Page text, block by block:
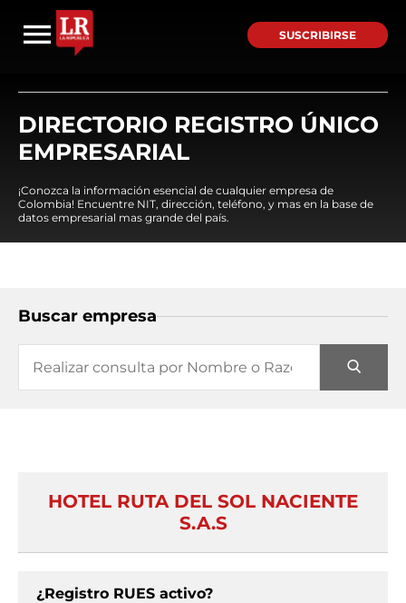
SUSCRIBIRSE
DIRECTORIO REGISTRO ÚNICO
EMPRESARIAL
¡Conozca la información esencial de cualquier empresa de
Colombia! Encuentre NIT, dirección, teléfono, y mas en la base de
datos empresarial mas grande del país.
Buscar empresa
HOTEL RUTA DEL SOL NACIENTE
S.A.S
¿Registro RUES activo?